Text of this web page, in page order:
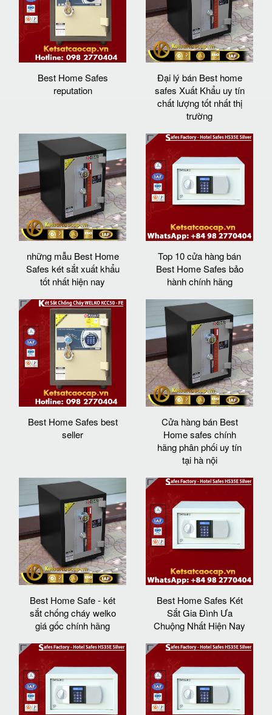
Best Home Safes
reputation
Đại lý bán Best home
safes Xuất Khẩu uy tín
chất lượng tốt nhất thị
trường
những mẫu Best Home
Safes két sắt xuất khẩu
tốt nhất hiện nay
Top 10 cửa hàng bán
Best Home Safes bảo
hành chính hãng
Best Home Safes best
seller
Cửa hàng bán Best
Home safes chính
hãng phân phối uy tín
tại hà nội
Best Home Safe - két
sắt chống cháy welko
giá gốc chính hãng
Best Home Safes Két
Sắt Gia Đình Ưa
Chuộng Nhất Hiện Nay